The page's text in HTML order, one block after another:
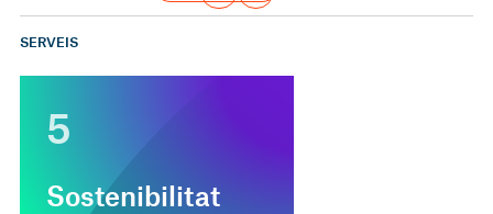
SERVEIS
5
Sostenibilitat